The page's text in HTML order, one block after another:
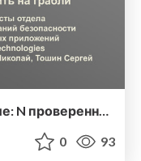
Уязвимое Android-приложение: N проверенных способов наступить на грабли
0 93